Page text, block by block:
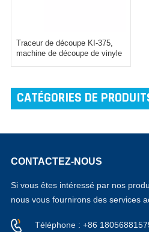
Traceur de découpe KI-375,
machine de découpe de vinyle
CATÉGORIES DE
CONTACTEZ-NOUS
Si vous êtes intéressé par nos
nous vous fournirons des services
Téléphone : +86